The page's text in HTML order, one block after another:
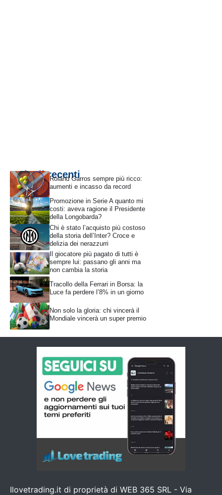
Articoli recentiRoland Garros sempre più ricco:
aumenti e incasso da record
Promozione in Serie A quanto mi
costi: aveva ragione il Presidente
della Longobarda?
Chi è stato l’acquisto più costoso
della storia dell’Inter? Croce e
delizia dei nerazzurri
Il giocatore più pagato di tutti è
sempre lui: passano gli anni ma
non cambia la storia
Tracollo della Ferrari in Borsa: la
Luce fa perdere l’8% in un giorno
Non solo la gloria: chi vincerà il
Mondiale vincerà un super premio
Ilovetrading.it di proprietà di WEB 365 SRL - Via